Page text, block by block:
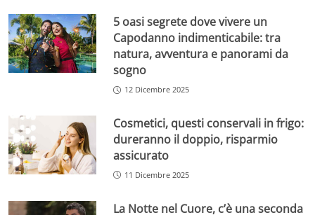
5 oasi segrete dove vivere un
Capodanno indimenticabile: tra
natura, avventura e panorami da
sogno
12 Dicembre 2025
Cosmetici, questi conservali in frigo:
dureranno il doppio, risparmio
assicurato
11 Dicembre 2025
La Notte nel Cuore, c’è una seconda